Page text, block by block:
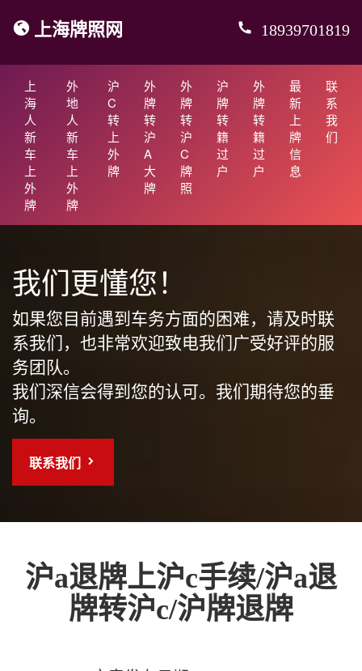
上海牌照网 18939701819
上
海
人
新
车
上
外
牌
外
地
人
新
车
上
外
牌
沪
C
转
上
外
牌
外
牌
转
沪
A
大
牌
外
牌
转
沪
C
牌
照
沪
牌
转
籍
过
户
外
牌
转
籍
过
户
最
新
上
牌
信
息
联
系
我
们
我们更懂您！
如果您目前遇到车务方面的困难，请及时联
系我们，也非常欢迎致电我们广受好评的服
务团队。
我们深信会得到您的认可。我们期待您的垂
询。
联系我们
沪a退牌上沪c手续/沪a退
牌转沪c/沪牌退牌